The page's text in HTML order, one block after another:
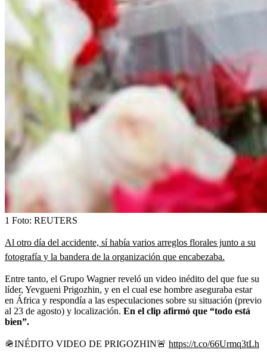
1 Foto: REUTERS
Al otro día del accidente, sí había varios arreglos florales junto a su
fotografía y la bandera de la organización que encabezaba.
Entre tanto, el Grupo Wagner reveló un video inédito del que fue su
líder, Yevgueni Prigozhin, y en el cual ese hombre aseguraba estar
en África y respondía a las especulaciones sobre su situación (previo
al 23 de agosto) y localización. En el clip afirmó que “todo está
bien”.
🪖INÉDITO VIDEO DE PRIGOZHIN🚨 https://t.co/66Urmq3tLh